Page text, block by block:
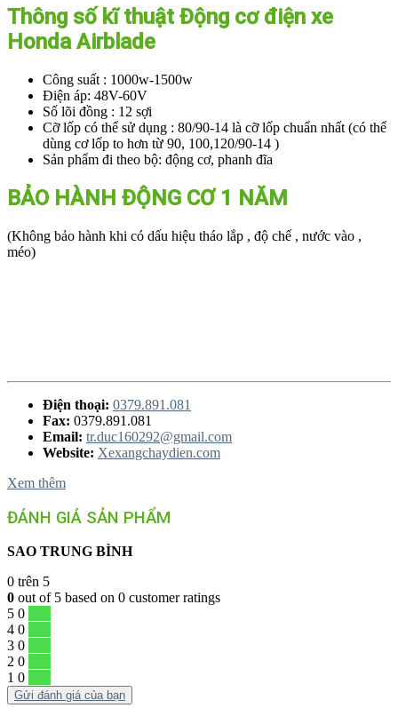
Thông số kĩ thuật Động cơ điện xe
Honda Airblade
Công suất : 1000w-1500w
Điện áp: 48V-60V
Số lõi đồng : 12 sợi
Cỡ lốp có thể sử dụng : 80/90-14 là cỡ lốp chuẩn nhất (có thể
dùng cơ lốp to hơn từ 90, 100,120/90-14 )
Sản phẩm đi theo bộ: động cơ, phanh đĩa
BẢO HÀNH ĐỘNG CƠ 1 NĂM
(Không bảo hành khi có dấu hiệu tháo lắp , độ chế , nước vào ,
méo)
Điện thoại: 0379.891.081
Fax: 0379.891.081
Email: tr.duc160292@gmail.com
Website: Xexangchaydien.com
Xem thêm
ĐÁNH GIÁ SẢN PHẨM
SAO TRUNG BÌNH
0 trên 5
0 out of 5 based on 0 customer ratings
5 0
4 0
3 0
2 0
1 0
Gửi đánh giá của bạn